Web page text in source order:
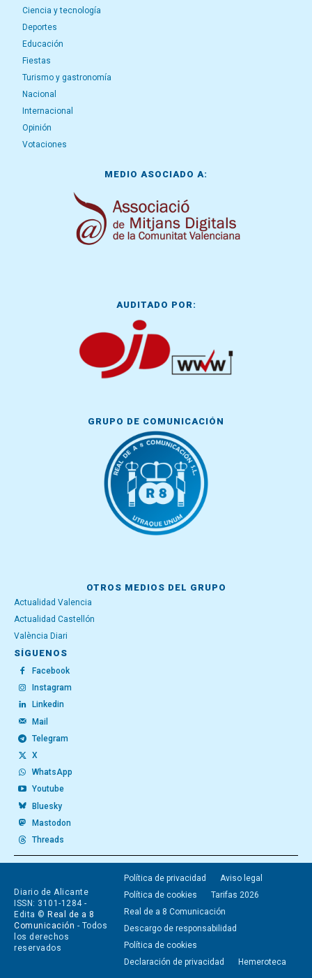
Ciencia y tecnología
Deportes
Educación
Fiestas
Turismo y gastronomía
Nacional
Internacional
Opinión
Votaciones
MEDIO ASOCIADO A:
AUDITADO POR:
GRUPO DE COMUNICACIÓN
OTROS MEDIOS DEL GRUPO
Actualidad Valencia
Actualidad Castellón
València Diari
SÍGUENOS
Facebook
Instagram
Linkedin
Mail
Telegram
X
WhatsApp
Youtube
Bluesky
Mastodon
Threads
Diario de Alicante
ISSN: 3101-1284 -
Edita © Real de a 8
Comunicación - Todos
los derechos
reservados
Política de privacidad
Aviso legal
Política de cookies
Tarifas 2026
Real de a 8 Comunicación
Descargo de responsabilidad
Política de cookies
Declaración de privacidad
Hemeroteca